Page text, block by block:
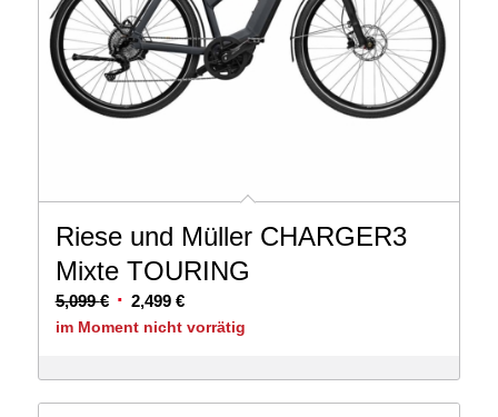
Riese und Müller CHARGER3
Mixte TOURING
5,099€ Ursprünglicher
Preis
5,099 €
2,499 €Aktueller
Preis
2,499 €.
im Moment nicht vorrätig